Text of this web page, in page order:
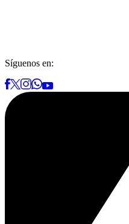
Síguenos en: